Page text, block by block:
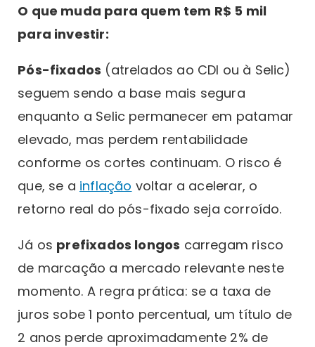
O que muda para quem tem R$ 5 mil
para investir:
Pós-fixados (atrelados ao CDI ou à Selic)
seguem sendo a base mais segura
enquanto a Selic permanecer em patamar
elevado, mas perdem rentabilidade
conforme os cortes continuam. O risco é
que, se a inflação voltar a acelerar, o
retorno real do pós-fixado seja corroído.
Já os prefixados longos carregam risco
de marcação a mercado relevante neste
momento. A regra prática: se a taxa de
juros sobe 1 ponto percentual, um título de
2 anos perde aproximadamente 2% de